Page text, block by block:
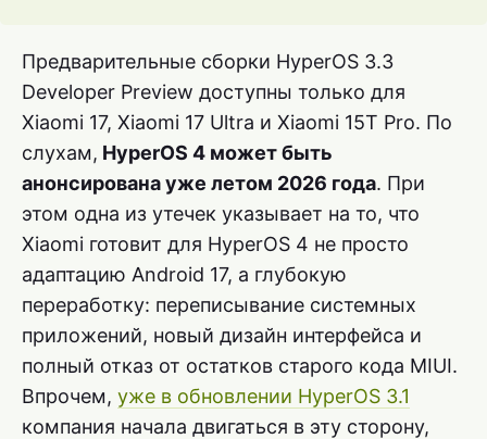
Предварительные сборки HyperOS 3.3
Developer Preview доступны только для
Xiaomi 17, Xiaomi 17 Ultra и Xiaomi 15T Pro. По
слухам, HyperOS 4 может быть
анонсирована уже летом 2026 года. При
этом одна из утечек указывает на то, что
Xiaomi готовит для HyperOS 4 не просто
адаптацию Android 17, а глубокую
переработку: переписывание системных
приложений, новый дизайн интерфейса и
полный отказ от остатков старого кода MIUI.
Впрочем, уже в обновлении HyperOS 3.1
компания начала двигаться в эту сторону,